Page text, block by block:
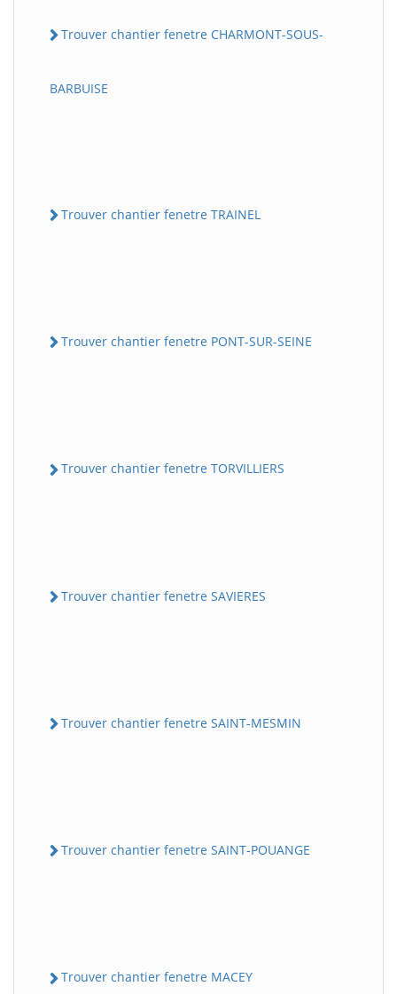
Trouver chantier fenetre CHARMONT-SOUS-
BARBUISE
Trouver chantier fenetre TRAINEL
Trouver chantier fenetre PONT-SUR-SEINE
Trouver chantier fenetre TORVILLIERS
Trouver chantier fenetre SAVIERES
Trouver chantier fenetre SAINT-MESMIN
Trouver chantier fenetre SAINT-POUANGE
Trouver chantier fenetre MACEY